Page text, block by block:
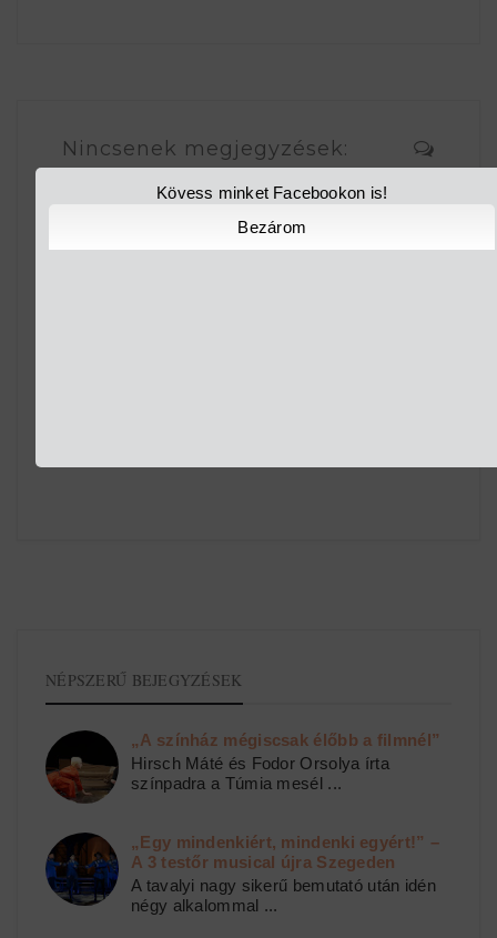
Nincsenek megjegyzések:
Megjegyzés küldése
NÉPSZERŰ BEJEGYZÉSEK
„A színház mégiscsak élőbb a filmnél”
Hirsch Máté és Fodor Orsolya írta
színpadra a Túmia mesél ...
„Egy mindenkiért, mindenki egyért!” –
A 3 testőr musical újra Szegeden
A tavalyi nagy sikerű bemutató után idén
négy alkalommal ...
Kövess minket Facebookon is!
Bezárom